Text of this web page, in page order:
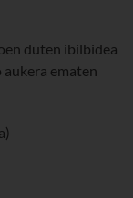
duten ibilbidea
ematen